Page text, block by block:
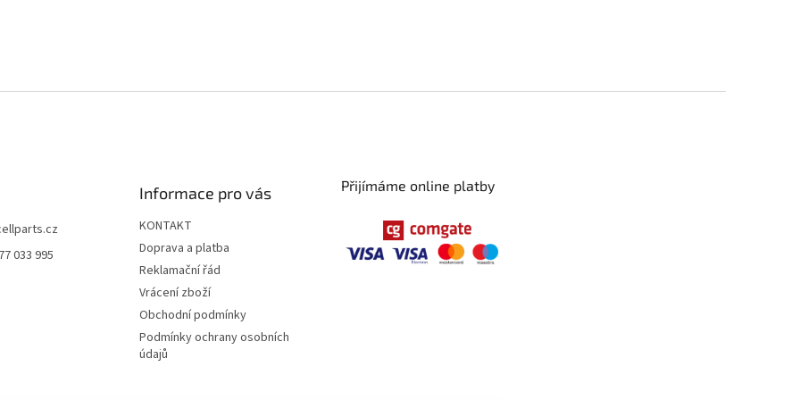
033 995
Informace pro vás
KONTAKT
Doprava a platba
Reklamační řád
Vrácení zboží
Obchodní podmínky
Podmínky ochrany osobních
údajů
Přijímáme online platby